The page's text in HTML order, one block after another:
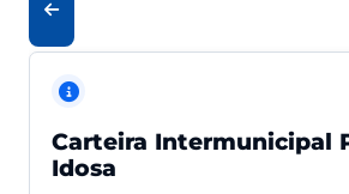
Carteira Intermunicipal
Idosa